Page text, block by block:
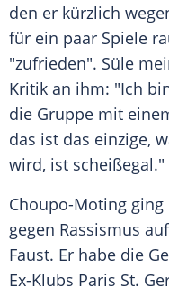
den er kürzlich
für ein paar Spiele
"zufrieden". Süle
Kritik an ihm: "Ich
die Gruppe mit
das ist das einzige,
wird, ist scheißegal."
Choupo-Moting
gegen Rassismus
Faust. Er habe die
Ex-Klubs Paris St.